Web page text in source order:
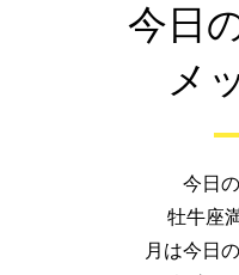
今日
メ
今日
牡牛座
月は今日